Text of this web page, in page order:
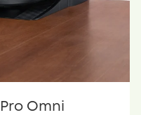
Omni